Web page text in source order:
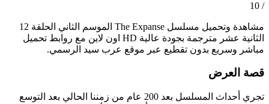
/ 10
مشاهدة وتحميل مسلسل The Expanse الموسم الثاني الحلقة 12
الثانية عشر مترجمة بجودة عالية HD اون لاين مع روابط تحميل
مباشر وسريع بدون تقطيع عبر موقع عرب سيد الرسمي.
قصة العرض
تجري أحداث المسلسل بعد 200 عام من زمننا الحالي بعد التوسع